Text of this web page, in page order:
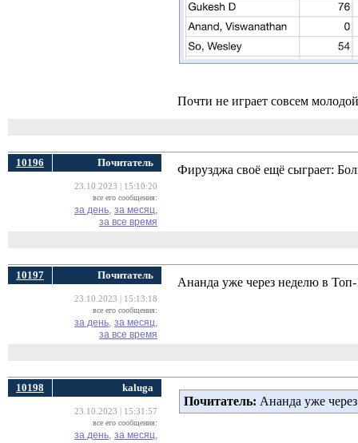
Почти не играет совсем
10196 Почитатель
23.10.2023 | 15:10:20
все его сообщения:
за день, за месяц,
за все время
Фирузджа своё ещё сыграет:
10197 Почитатель
23.10.2023 | 15:13:18
все его сообщения:
за день, за месяц,
за все время
Ананда уже через неделю в Топ-
10198 kaluga
23.10.2023 | 15:31:57
все его сообщения:
за день, за месяц,
Почитатель: Ананда уже